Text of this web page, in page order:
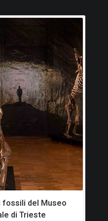
in Il Tourista, Trieste
fossili del Museo
di Trieste